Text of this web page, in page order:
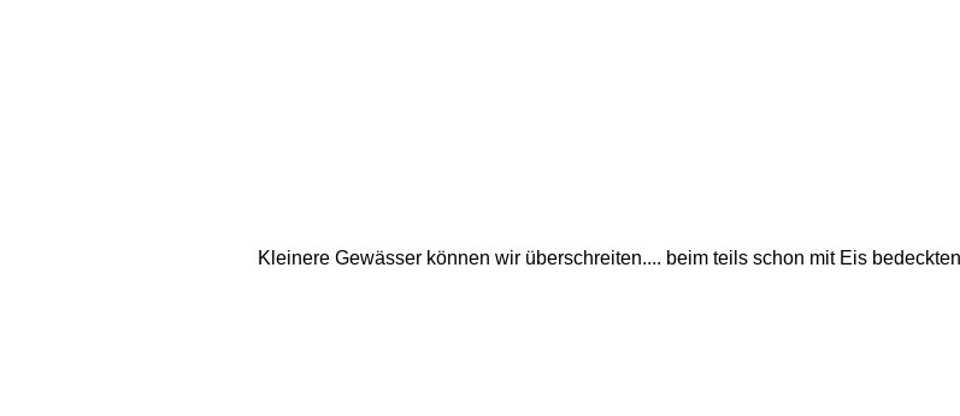
Kleinere Gewässer können wir überschreiten.... beim teils schon mit Eis